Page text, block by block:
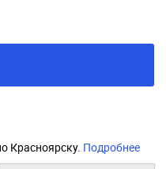
Красноярску. Подробнее